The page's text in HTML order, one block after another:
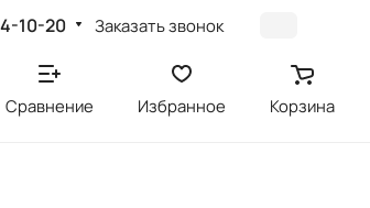
10-20 Заказать звонок
Сравнение Избранное Корзина